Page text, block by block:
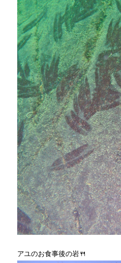
アユのお食事後の岩🍴